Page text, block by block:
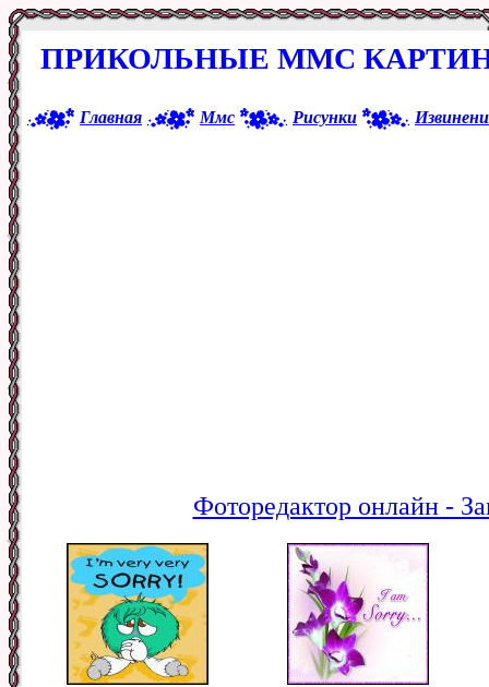
ПРИКОЛЬНЫЕ ММС
Главная Ммс Рисунки
Фоторедактор онлайн -